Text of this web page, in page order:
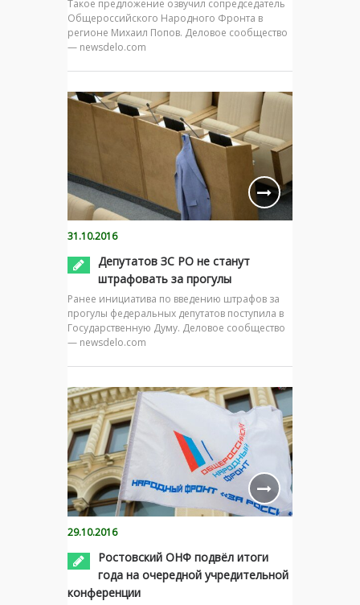
Такое предложение озвучил сопредседатель
Общероссийского Народного Фронта в
регионе Михаил Попов. Деловое сообщество
— newsdelo.com
31.10.2016
Депутатов ЗС РО не станут
штрафовать за прогулы
Ранее инициатива по введению штрафов за
прогулы федеральных депутатов поступила в
Государственную Думу. Деловое сообщество
— newsdelo.com
29.10.2016
Ростовский ОНФ подвёл итоги
года на очередной учредительной
конференции